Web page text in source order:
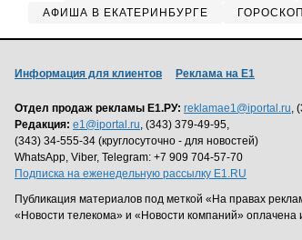
АФИША В ЕКАТЕРИНБУРГЕ
ГОРОСКОП
Информация для клиентов Реклама на Е1
Отдел продаж рекламы Е1.РУ: reklamae1@iportal.ru,
Редакция: e1@iportal.ru, (343) 379-49-95,
(343) 34-555-34 (круглосуточно - для новостей)
WhatsApp, Viber, Telegram: +7 909 704-57-70
Подписка на еженедельную рассылку E1.RU
Публикация материалов под меткой «На правах
«Новости телекома» и «Новости компаний» оплачена